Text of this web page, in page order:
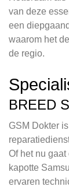
van deze
een
waarom het
de regio.
BREED
GSM Dokter
Of het nu
kapotte
ervaren